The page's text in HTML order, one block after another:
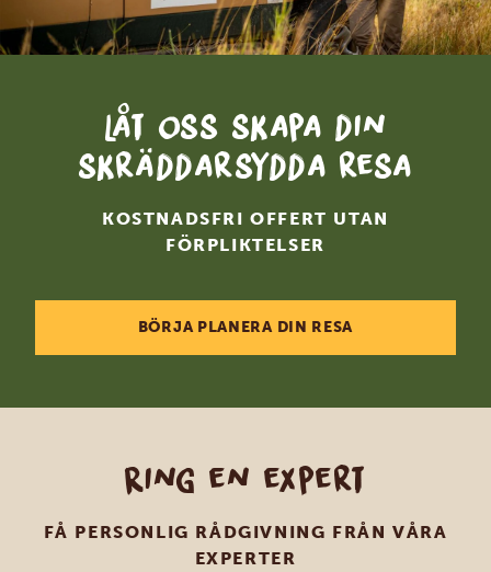
Låt oss skapa din
skräddarsydda resa
KOSTNADSFRI OFFERT UTAN
FÖRPLIKTELSER
BÖRJA PLANERA DIN RESA
Ring en expert
FÅ PERSONLIG RÅDGIVNING FRÅN VÅRA
EXPERTER